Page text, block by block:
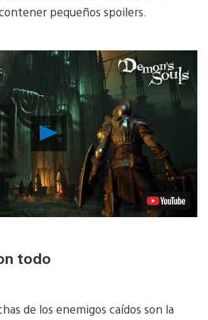
pequeños spoilers.
Reproducir
Video
todo
de los enemigos caídos son la